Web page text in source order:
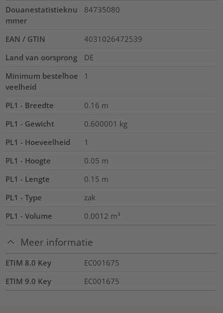
Douanestatistieknu
mmer
84735080
EAN / GTIN
4031026472539
Land van oorsprong
DE
Minimum bestelhoe
veelheid
1
PL1 - Breedte 0.16 m
PL1 - Gewicht
0.600001 kg
PL1 - Hoeveelheid
1
PL1 - Hoogte
0.05 m
PL1 - Lengte
0.15 m
PL1 - Type
zak
PL1 - Volume
0.0012 m³
Meer informatie
ETIM 8.0 Key
EC001675
ETIM 9.0 Key
EC001675